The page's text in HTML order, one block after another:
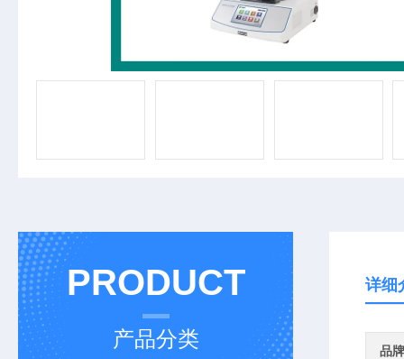
PRODUCT
产品分类
详细
品牌